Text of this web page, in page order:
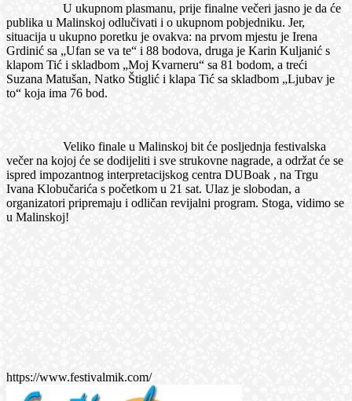
U ukupnom plasmanu, prije finalne večeri jasno je da će
publika u Malinskoj odlučivati i o ukupnom pobjedniku. Jer,
situacija u ukupno poretku je ovakva: na prvom mjestu je Irena
Grdinić sa „Ufan se va te“ i 88 bodova, druga je Karin Kuljanić s
klapom Tić i skladbom „Moj Kvarneru“ sa 81 bodom, a treći
Suzana Matušan, Natko Štiglić i klapa Tić sa skladbom „Ljubav je
to“ koja ima 76 bod.
Veliko finale u Malinskoj bit će posljednja festivalska
večer na kojoj će se dodijeliti i sve strukovne nagrade, a održat će se
ispred impozantnog interpretacijskog centra DUBoak , na Trgu
Ivana Klobučarića s početkom u 21 sat. Ulaz je slobodan, a
organizatori pripremaju i odličan revijalni program. Stoga, vidimo se
u Malinskoj!
https://www.festivalmik.com/